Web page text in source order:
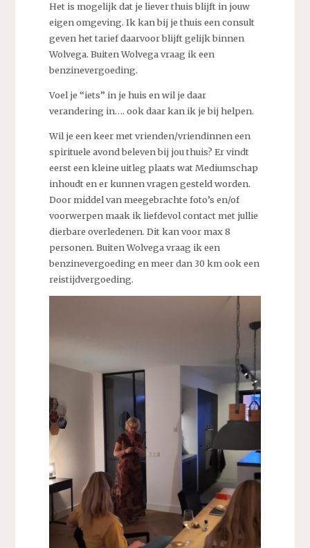
Het is mogelijk dat je liever thuis blijft in jouw
eigen omgeving. Ik kan bij je thuis een consult
geven het tarief daarvoor blijft gelijk binnen
Wolvega. Buiten Wolvega vraag ik een
benzinevergoeding.
Voel je “iets” in je huis en wil je daar
verandering in…. ook daar kan ik je bij helpen.
Wil je een keer met vrienden/vriendinnen een
spirituele avond beleven bij jou thuis? Er vindt
eerst een kleine uitleg plaats wat Mediumschap
inhoudt en er kunnen vragen gesteld worden.
Door middel van meegebrachte foto’s en/of
voorwerpen maak ik liefdevol contact met jullie
dierbare overledenen. Dit kan voor max 8
personen. Buiten Wolvega vraag ik een
benzinevergoeding en meer dan 30 km ook een
reistijdvergoeding.